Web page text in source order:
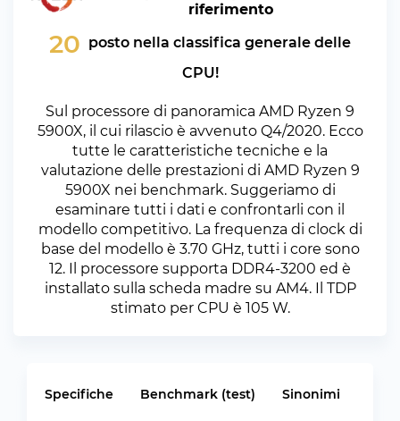
riferimento
20 posto nella classifica generale delle
CPU!
Sul processore di panoramica AMD Ryzen 9
5900X, il cui rilascio è avvenuto Q4/2020. Ecco
tutte le caratteristiche tecniche e la
valutazione delle prestazioni di AMD Ryzen 9
5900X nei benchmark. Suggeriamo di
esaminare tutti i dati e confrontarli con il
modello competitivo. La frequenza di clock di
base del modello è 3.70 GHz, tutti i core sono
12. Il processore supporta DDR4-3200 ed è
installato sulla scheda madre su AM4. Il TDP
stimato per CPU è 105 W.
Specifiche Benchmark (test) Sinonimi